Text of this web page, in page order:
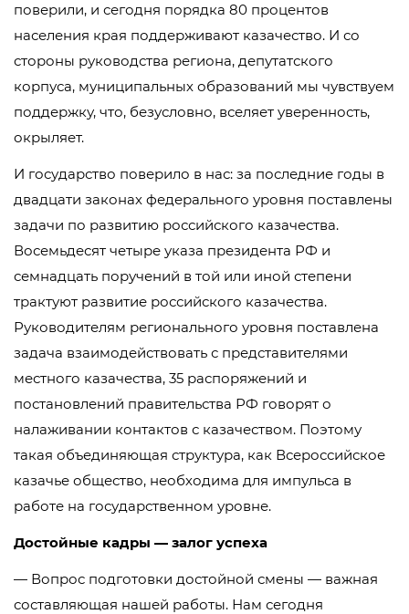
поверили, и сегодня порядка 80 процентов
населения края поддерживают казачество. И со
стороны руководства региона, депутатского
корпуса, муниципальных образований мы чувствуем
поддержку, что, безусловно, вселяет уверенность,
окрыляет.
И государство поверило в нас: за последние годы в
двадцати законах федерального уровня поставлены
задачи по развитию российского казачества.
Восемьдесят четыре указа президента РФ и
семнадцать поручений в той или иной степени
трактуют развитие российского казачества.
Руководителям регионального уровня поставлена
задача взаимодействовать с представителями
местного казачества, 35 распоряжений и
постановлений правительства РФ говорят о
налаживании контактов с казачеством. Поэтому
такая объединяющая структура, как Всероссийское
казачье общество, необходима для импульса в
работе на государственном уровне.
Достойные кадры — залог успеха
— Вопрос подготовки достойной смены — важная
составляющая нашей работы. Нам сегодня